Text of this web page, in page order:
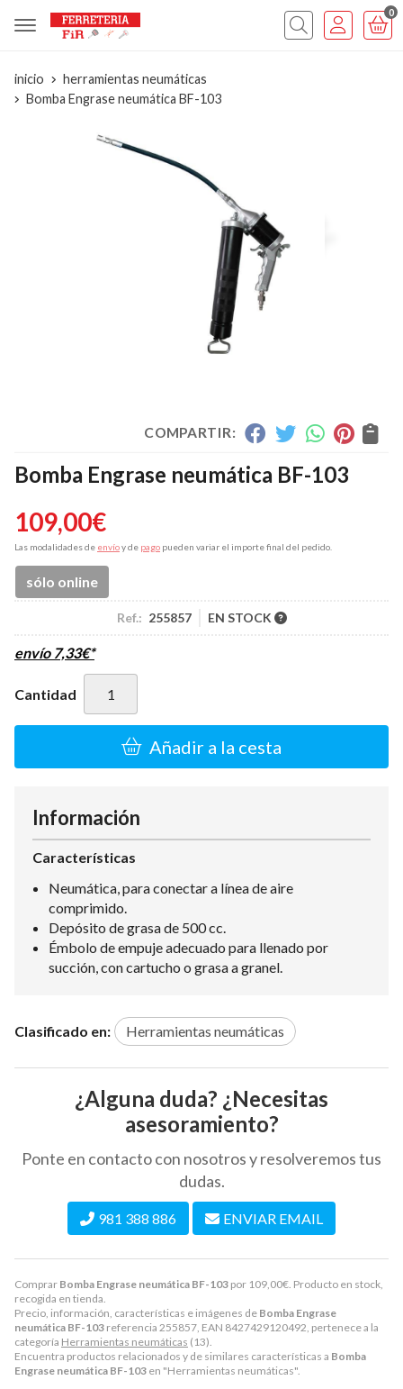
0
inicio
herramientas neumáticas
Bomba Engrase neumática BF-103
COMPARTIR:
Bomba Engrase neumática BF-103
109,00€
Las modalidades de envíoy de pago pueden variar el importe final del pedido.
sólo online
Ref.: 255857 EN STOCK
envío 7,33€*
Cantidad
Añadir a la cesta
Comprar Bomba Engrase neumática BF-103 por 109,00€. Producto en stock,
recogida en tienda.
Precio, información, características e imágenes de Bomba Engrase
neumática BF-103 referencia 255857, EAN 8427429120492, pertenece a la
categoría Herramientas neumáticas (13).
Encuentra productos relacionados y de similares características a Bomba
Engrase neumática BF-103 en "Herramientas neumáticas".
Información
Características
Neumática, para conectar a línea de aire
comprimido.
Depósito de grasa de 500 cc.
Émbolo de empuje adecuado para llenado por
succión, con cartucho o grasa a granel.
Clasificado en: Herramientas neumáticas
¿Alguna duda? ¿Necesitas
asesoramiento?
Ponte en contacto con nosotros y resolveremos tus
dudas.
981 388 886 ENVIAR EMAIL